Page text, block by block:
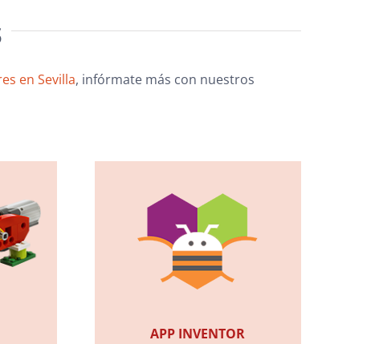
en Sevilla, infórmate más con nuestros
APP INVENTOR